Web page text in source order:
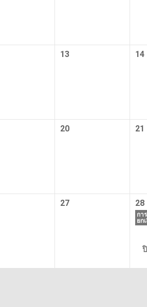
13 14
20 21
27 28
กา
ยก
ธารณะขนาดใหญ่ให้บริการภายในโรงแรม
าบน้ำแบบเปิดโล่งไว้ให้บริการ
พักค้างคืนที่รีสอร์ทน้ำพุร้อน
รออกแบบมาเพื่อเยี่ยมชมแหล่งมรดกทางวั
ขึ้นทะเบียนกับ UNESCO